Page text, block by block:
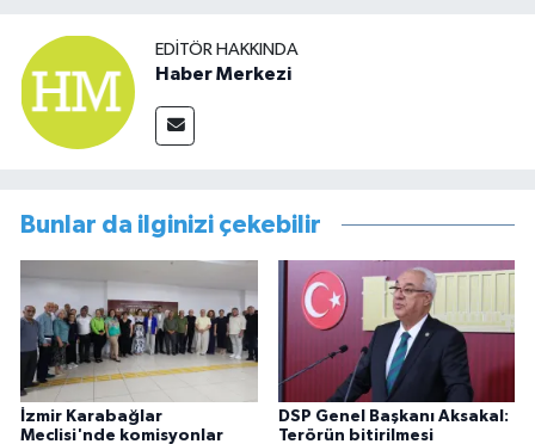
EDITÖR HAKKINDA
Haber Merkezi
Bunlar da ilginizi çekebilir
İzmir Karabağlar
Meclisi'nde komisyonlar
DSP Genel Başkanı Aksakal:
Terörün bitirilmesi